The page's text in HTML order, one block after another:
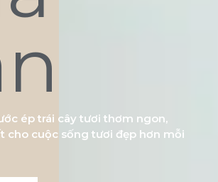
ép trái cây tươi thơm ngon,
cho cuộc sống tươi đẹp hơn mỗi